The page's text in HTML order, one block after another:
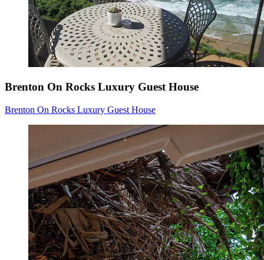
Brenton On Rocks Luxury Guest House
Brenton On Rocks Luxury Guest House